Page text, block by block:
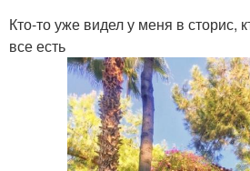
Кто-то уже видел у меня в сторис,
все есть